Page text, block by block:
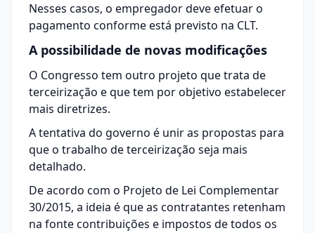
Nesses casos, o empregador deve efetuar o
pagamento conforme está previsto na CLT.
A possibilidade de novas modificações
O Congresso tem outro projeto que trata de
terceirização e que tem por objetivo estabelecer
mais diretrizes.
A tentativa do governo é unir as propostas para
que o trabalho de terceirização seja mais
detalhado.
De acordo com o Projeto de Lei Complementar
30/2015, a ideia é que as contratantes retenham
na fonte contribuições e impostos de todos os